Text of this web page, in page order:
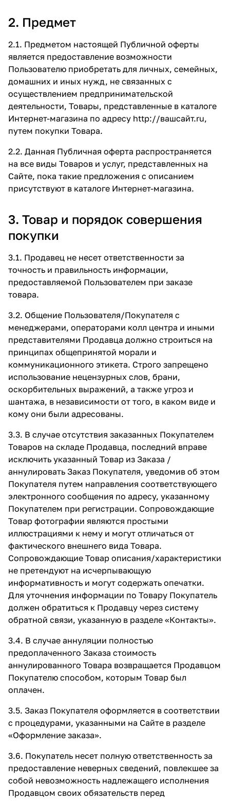
2. Предмет
2.1. Предметом настоящей Публичной оферты
является предоставление возможности
Пользователю приобретать для личных, семейных,
домашних и иных нужд, не связанных с
осуществлением предпринимательской
деятельности, Товары, представленные в каталоге
Интернет-магазина по адресу http://вашсайт.ru,
путем покупки Товара.
2.2. Данная Публичная оферта распространяется
на все виды Товаров и услуг, представленных на
Сайте, пока такие предложения с описанием
присутствуют в каталоге Интернет-магазина.
3. Товар и порядок совершения
покупки
3.1. Продавец не несет ответственности за
точность и правильность информации,
предоставляемой Пользователем при заказе
товара.
3.2. Общение Пользователя/Покупателя с
менеджерами, операторами колл центра и иными
представителями Продавца должно строиться на
принципах общепринятой морали и
коммуникационного этикета. Строго запрещено
использование нецензурных слов, брани,
оскорбительных выражений, а также угроз и
шантажа, в независимости от того, в каком виде и
кому они были адресованы.
3.3. В случае отсутствия заказанных Покупателем
Товаров на складе Продавца, последний вправе
исключить указанный Товар из Заказа /
аннулировать Заказ Покупателя, уведомив об этом
Покупателя путем направления соответствующего
электронного сообщения по адресу, указанному
Покупателем при регистрации. Сопровождающие
Товар фотографии являются простыми
иллюстрациями к нему и могут отличаться от
фактического внешнего вида Товара.
Сопровождающие Товар описания/характеристики
не претендуют на исчерпывающую
информативность и могут содержать опечатки.
Для уточнения информации по Товару Покупатель
должен обратиться к Продавцу через систему
обратной связи, указанную в разделе «Контакты».
3.4. В случае аннуляции полностью
предоплаченного Заказа стоимость
аннулированного Товара возвращается Продавцом
Покупателю способом, которым Товар был
оплачен.
3.5. Заказ Покупателя оформляется в соответствии
с процедурами, указанными на Сайте в разделе
«Оформление заказа».
3.6. Покупатель несет полную ответственность за
предоставление неверных сведений, повлекшее за
собой невозможность надлежащего исполнения
Продавцом своих обязательств перед